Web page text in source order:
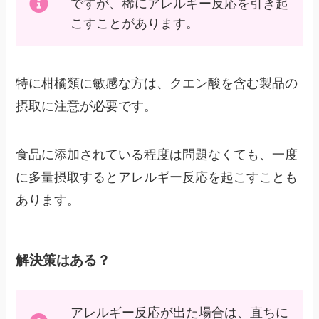
ですが、稀にアレルギー反応を引き起
こすことがあります。
特に柑橘類に敏感な方は、クエン酸を含む製品の
摂取に注意が必要です。
食品に添加されている程度は問題なくても、一度
に多量摂取するとアレルギー反応を起こすことも
あります。
解決策はある？
アレルギー反応が出た場合は、直ちに